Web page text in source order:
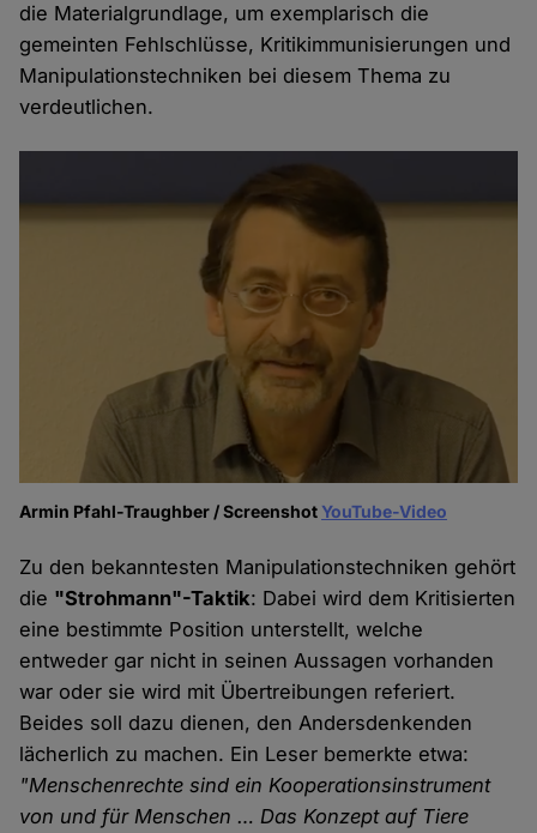
die Materialgrundlage, um exemplarisch die
gemeinten Fehlschlüsse, Kritikimmunisierungen und
Manipulationstechniken bei diesem Thema zu
verdeutlichen.
Armin Pfahl-Traughber / Screenshot YouTube-Video
Zu den bekanntesten Manipulationstechniken gehört
die "Strohmann"-Taktik: Dabei wird dem Kritisierten
eine bestimmte Position unterstellt, welche
entweder gar nicht in seinen Aussagen vorhanden
war oder sie wird mit Übertreibungen referiert.
Beides soll dazu dienen, den Andersdenkenden
lächerlich zu machen. Ein Leser bemerkte etwa:
"Menschenrechte sind ein Kooperationsinstrument
von und für Menschen … Das Konzept auf Tiere